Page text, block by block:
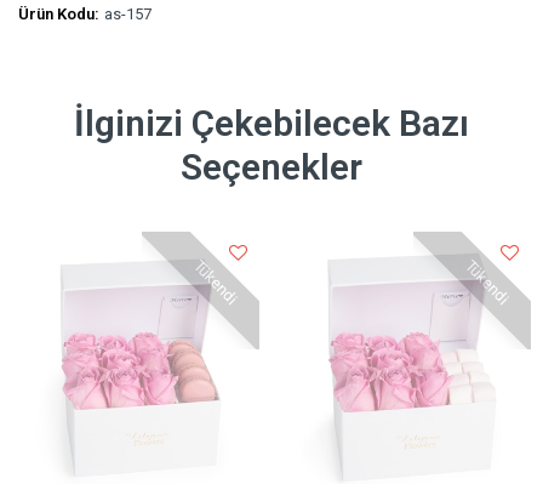
Ürün Kodu: as-157
İlginizi Çekebilecek Bazı
Seçenekler
Tükendi Tükendi